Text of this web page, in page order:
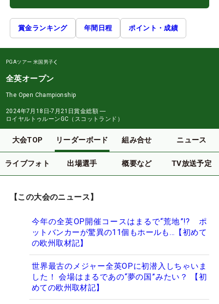
賞金ランキング 年間日程 ポイント・成績
PGAツアー 米国男子
全英オープン
The Open Championship
2024年7月18日-7月21日賞金総額 ―
ロイヤルトゥルーンGC（スコットランド）
大会TOP リーダーボード 組み合せ ニュース
ライブフォト 出場選手 概要など TV放送予定
【この大会のニュース】
今年の全英OP開催コースはまるで“荒地”!? ポ
ットバンカーが驚異の11個もホールも…【初めて
の欧州取材記】
世界最古のメジャー全英OPに初潜入しちゃいま
した！ 会場はまるであの“夢の国”みたい？ 【初
めての欧州取材記】